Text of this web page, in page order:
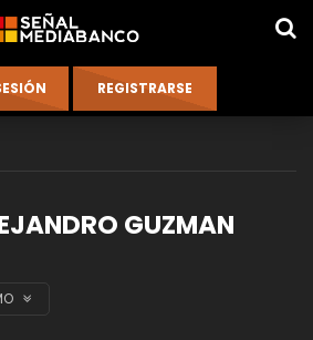
GUZMAN